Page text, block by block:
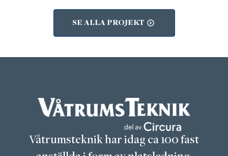
SE ALLA PROJEKT
Våtrumsteknik har idag ca 100 fast